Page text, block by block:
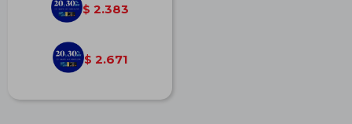
$ 2.383
$ 2.671